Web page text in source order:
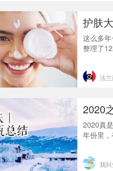
护肤
这么多
整理了
毛孔粗
得效果
法
2020
2020真
年份里
个来自
WFH, 化
我